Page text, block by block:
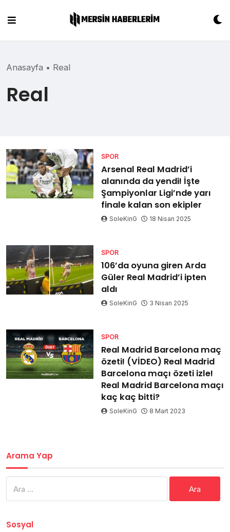
content
Anasayfa • Real
Real
SPOR
Arsenal Real Madrid’i
alanında da yendi! İşte
Şampiyonlar Ligi’nde yarı
finale kalan son ekipler
SoleKinG 18 Nisan 2025
SPOR
106’da oyuna giren Arda
Güler Real Madrid’i ipten
aldı
SoleKinG 3 Nisan 2025
SPOR
Real Madrid Barcelona maç
özeti! (VİDEO) Real Madrid
Barcelona maçı özeti izle!
Real Madrid Barcelona maçı
kaç kaç bitti?
SoleKinG 8 Mart 2023
Arama Yap
Sosyal